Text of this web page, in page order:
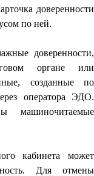
доверенности
по ней.
доверенности,
органе или
созданные по
оператора ЭДО.
машиночитаемые
кабинета может
Для отмены